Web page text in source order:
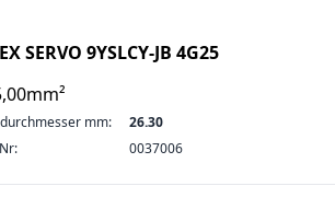
SERVO 9YSLCY-JB 4G25
mm:
26.30
0037006